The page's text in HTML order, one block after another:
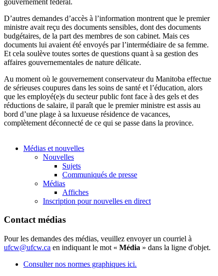
D’autres demandes d’accès à l’information montrent que le premier
ministre avait reçu des documents sensibles, dont des documents
budgétaires, de la part des membres de son cabinet. Mais ces
documents lui avaient été envoyés par l’intermédiaire de sa femme.
Et cela soulève toutes sortes de questions quant à sa gestion des
affaires gouvernementales de nature délicate.
Au moment où le gouvernement conservateur du Manitoba effectue
de sérieuses coupures dans les soins de santé et l’éducation, alors
que les employé(e)s du secteur public font face à des gels et des
réductions de salaire, il paraît que le premier ministre est assis au
bord d’une plage à sa luxueuse résidence de vacances,
complètement déconnecté de ce qui se passe dans la province.
Médias et nouvelles
Nouvelles
Sujets
Communiqués de presse
Médias
Affiches
Inscription pour nouvelles en direct
Contact médias
Pour les demandes des médias, veuillez envoyer un courriel à
ufcw@ufcw.ca en indiquant le mot « Média » dans la ligne d'objet.
Consulter nos normes graphiques ici.